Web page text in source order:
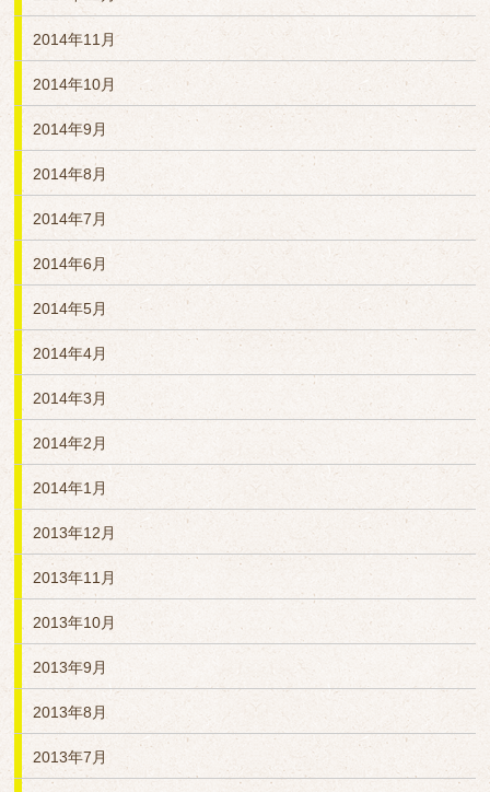
2014年11月
2014年10月
2014年9月
2014年8月
2014年7月
2014年6月
2014年5月
2014年4月
2014年3月
2014年2月
2014年1月
2013年12月
2013年11月
2013年10月
2013年9月
2013年8月
2013年7月